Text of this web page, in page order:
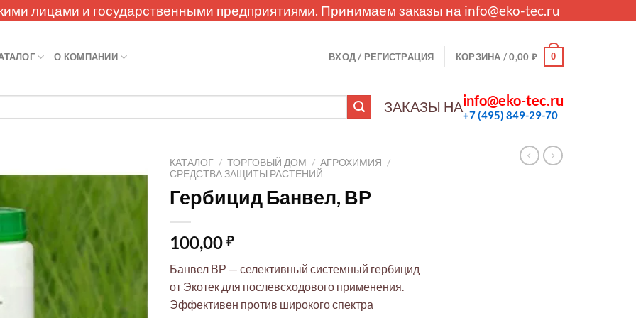
лицами и государственными предприятиями. Принимаем заказы на info@eko-tec.ru
О КОМПАНИИ ВХОД / РЕГИСТРАЦИЯ КОРЗИНА /0,00 ₽ 0
ЗАКАЗЫ НАinfo@eko-tec.ru
+7 (495) 849-29-70
КАТАЛОГ / ТОРГОВЫЙ ДОМ / АГРОХИМИЯ /
СРЕДСТВА ЗАЩИТЫ РАСТЕНИЙ
Гербицид Банвел, ВР
100,00 ₽
Банвел ВР — селективный системный гербицид
от Экотек для послевсходового применения.
Эффективен против широкого спектра